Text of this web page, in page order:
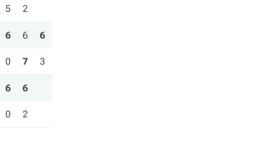
5 2
6 6 6
0 7 3
6 6
0 2